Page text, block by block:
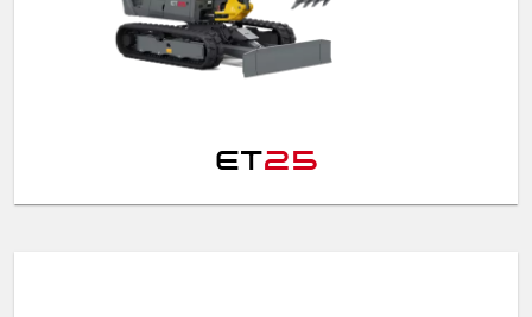
ET25